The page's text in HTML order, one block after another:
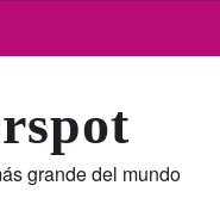
grande del mundo